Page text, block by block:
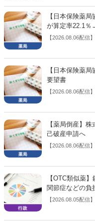
【日本保険薬
が算定率22.1％
【2026.08.06配信
「令和８年度調剤
3.3％へ大きく低下
【日本保険薬
要望書
【2026.08.06配信
「穿刺血を用いる
【薬局倒産】
己破産申請へ
【2026.08.06配信
川薬品（長野市）
【OTC類似薬
関節症などの負
【2026.08.05配信
保険給付の見直し